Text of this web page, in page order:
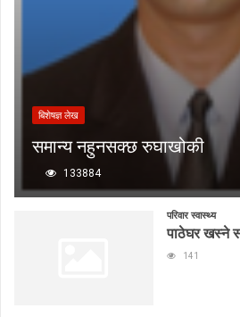
बिशेषज्ञ लेख
समान्य नहुनसक्छ रुघाखोकी
133884
परिवार स्वास्थ्य
पाठेघर खस्ने
141